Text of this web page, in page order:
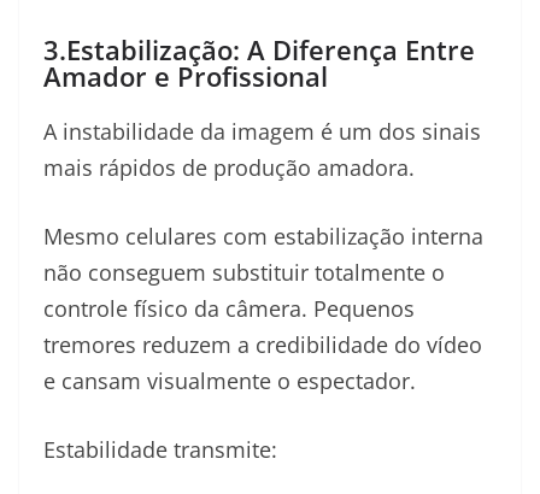
3.Estabilização: A Diferença Entre
Amador e Profissional
A instabilidade da imagem é um dos sinais
mais rápidos de produção amadora.
Mesmo celulares com estabilização interna
não conseguem substituir totalmente o
controle físico da câmera. Pequenos
tremores reduzem a credibilidade do vídeo
e cansam visualmente o espectador.
Estabilidade transmite: